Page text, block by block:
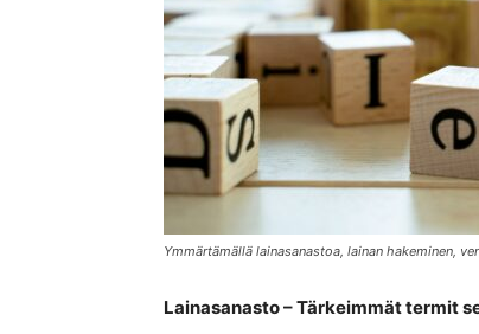
Ymmärtämällä lainasanastoa, lainan hakeminen,
Lainasanasto – Tärkeimmät termit